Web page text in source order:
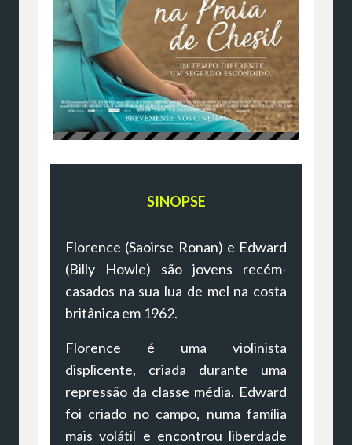
SINOPSE
Florence (Saoirse Ronan) e Edward
(Billy Howle) são jovens recém-
casados na sua lua de mel na costa
britânica em 1962.
Florence é uma violinista
displicente, criada durante uma
repressão da classe média. Edward
foi criado no campo, numa família
mais volátil e encontrou liberdade